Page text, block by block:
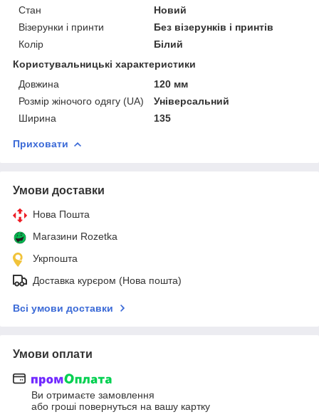
Стан
Новий
Візерунки і принти
Без візерунків і принтів
Колір
Білий
Користувальницькі характеристики
Довжина
120 мм
Розмір жіночого одягу (UA)
Універсальний
Ширина
135
Приховати
Умови доставки
Нова Пошта
Магазини Rozetka
Укрпошта
Доставка курєром (Нова пошта)
Всі умови доставки
Умови оплати
Ви отримаєте замовлення
або гроші повернуться на вашу картку